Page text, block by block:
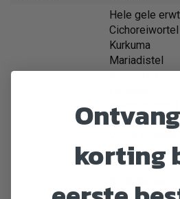
Hele gele
Cichoreiwortel
Kurkuma
Mariadistel
Kliswortel
Heemstwortel
Haring olie (3%)
Gedroogd
Gedroogd
korting